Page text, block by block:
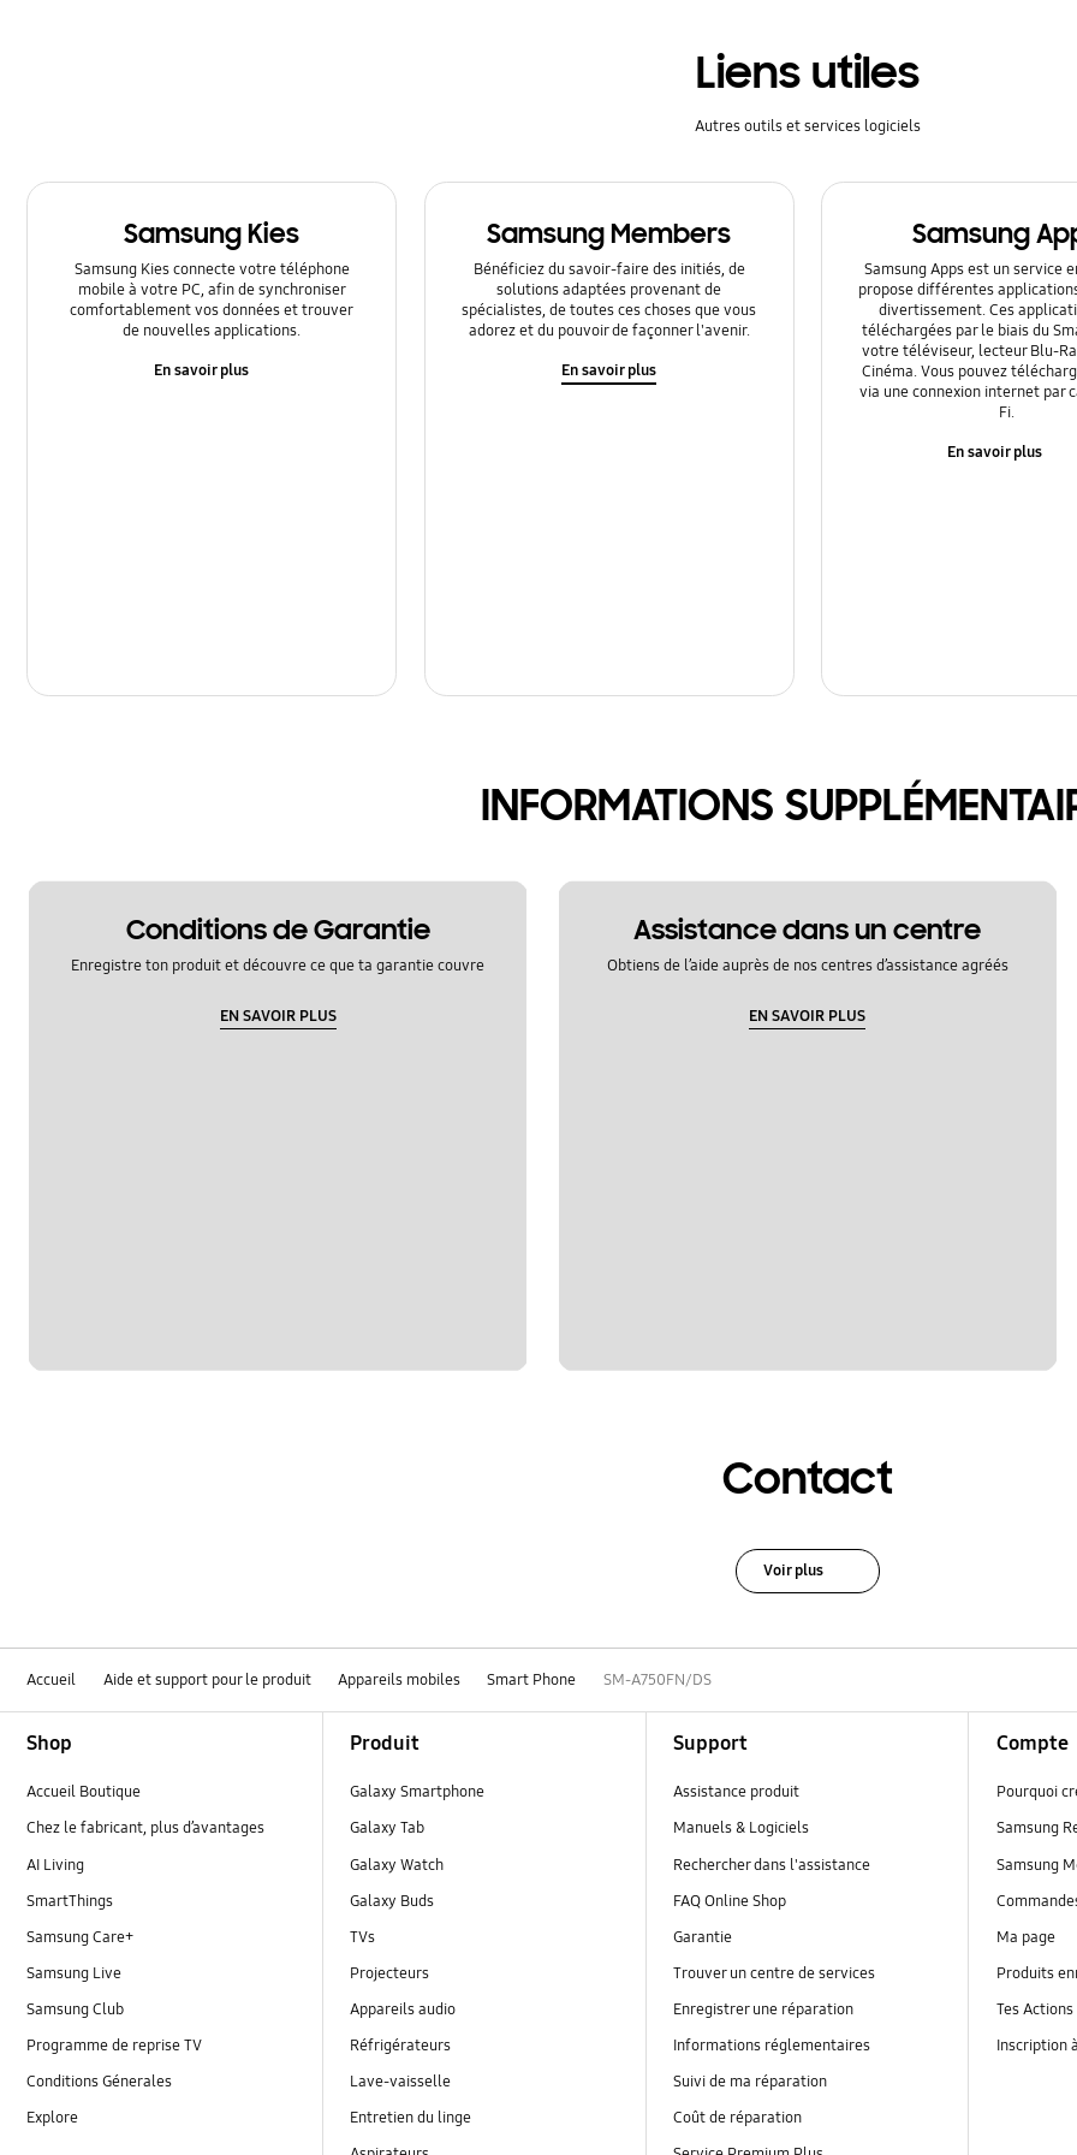
Samsung Apps
Sauvegarde et Réinitialisation (restauration)
Utilisation
Liens utiles
Autres outils et services logiciels
Samsung Kies
Samsung Kies connecte votre téléphone
mobile à votre PC, afin de synchroniser
comfortablement vos données et trouver
de nouvelles applications.
En savoir plus
Samsung Members
Bénéficiez du savoir-faire des initiés, de
solutions adaptées provenant de
spécialistes, de toutes ces choses que vous
adorez et du pouvoir de façonner l'avenir.
En savoir plus
Samsung
Samsung Apps est un service
propose différentes
divertissement. Ces
téléchargées par le biais du
votre téléviseur, lecteur Blu-
Cinéma. Vous pouvez
via une connexion internet par
Fi.
En savoir plus
INFORMATIONS
Conditions de Garantie
Enregistre ton produit et découvre ce que ta garantie couvre
EN SAVOIR PLUS
Assistance dans un centre
Obtiens de l’aide auprès de nos centres d’assistance agréés
EN SAVOIR PLUS
Contact
Voir plus
Accueil Aide et support pour le produit Appareils mobiles Smart Phone SM-A750FN/DS
Shop
Accueil Boutique
Chez le fabricant, plus d’avantages
AI Living
SmartThings
Samsung Care+
Samsung Live
Samsung Club
Programme de reprise TV
Conditions Génerales
Explore
Produit
Galaxy Smartphone
Galaxy Tab
Galaxy Watch
Galaxy Buds
TVs
Projecteurs
Appareils audio
Réfrigérateurs
Lave-vaisselle
Entretien du linge
Support
Assistance produit
Manuels & Logiciels
Rechercher dans l'assistance
FAQ Online Shop
Garantie
Trouver un centre de services
Enregistrer une réparation
Informations réglementaires
Suivi de ma réparation
Coût de réparation
Compte
Pourquoi
Samsung
Samsung
Ma page
Produits
Tes Actions
Inscription